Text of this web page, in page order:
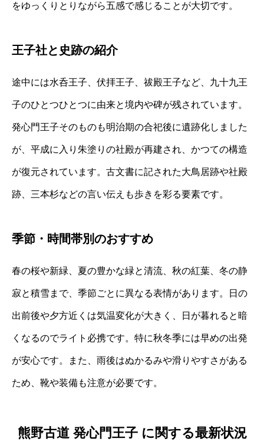
をゆっくりとりながら五感で感じることが大切です。
王子社と史跡の紹介
途中には水呑王子、伏拝王子、祓殿王子など、九十九王
子のひとつひとつに由来と境内や碑が残されています。
発心門王子そのものも明治期の合祀後に遺跡化しました
が、平成に入り朱塗りの社殿が再建され、かつての構造
が復元されています。古文書に記された大鳥居跡や社殿
跡、三本杉などの言い伝えも歩きを彩る要素です。
季節・時間帯別のおすすめ
春の桜や新緑、夏の豊かな緑と清流、秋の紅葉、冬の静
寂と積雪まで、季節ごとに異なる表情があります。日の
出前後や夕方近くは気温変化が大きく、日が暮れると暗
くなるのでライト必携です。特に秋冬季には早めの出発
が安心です。また、雨後はぬかるみや滑りやすさがある
ため、靴や装備も注意が必要です。
熊野古道 発心門王子 に関する最新状況